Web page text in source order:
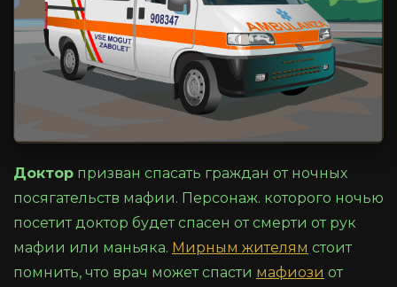
Доктор призван спасать граждан от ночных
посягательств мафии. Персонаж. которого ночью
посетит доктор будет спасен от смерти от рук
мафии или маньяка. Мирным жителям стоит
помнить, что врач может спасти мафиози от